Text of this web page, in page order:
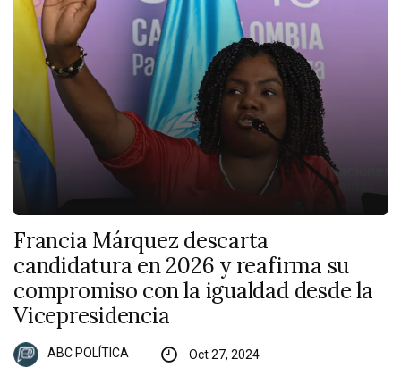
Francia Márquez descarta
candidatura en 2026 y reafirma su
compromiso con la igualdad desde la
Vicepresidencia
ABC POLÍTICA Oct 27, 2024